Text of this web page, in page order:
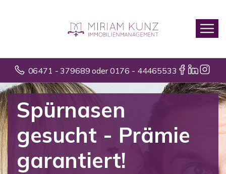
06471 - 379689 oder 0176 - 44465533
Spürnasen
gesucht - Prämie
garantiert!